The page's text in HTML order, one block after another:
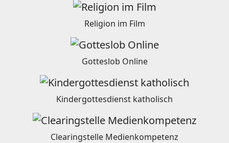
Religion im Film
Gotteslob Online
Kindergottesdienst katholisch
Clearingstelle Medienkompetenz